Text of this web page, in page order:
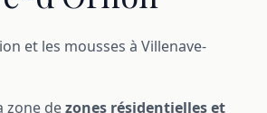
et les mousses à Villenave-
zone dezones résidentielles et